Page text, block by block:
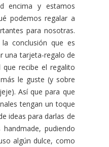
encima y estamos
podemos regalar a
para nosotras.
conclusión que es
una tarjeta-regalo de
recibe el regalito
le guste (y sobre
Así que para que
tengan un toque
ideas para darlas de
pudiendo
algún dulce, como